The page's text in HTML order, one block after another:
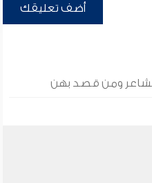
أضف تعليقك
ومن قصد بهن